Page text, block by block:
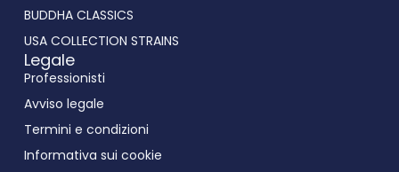
BUDDHA CLASSICS
USA COLLECTION STRAINS
Legale
Professionisti
Avviso legale
Termini e condizioni
Informativa sui cookie